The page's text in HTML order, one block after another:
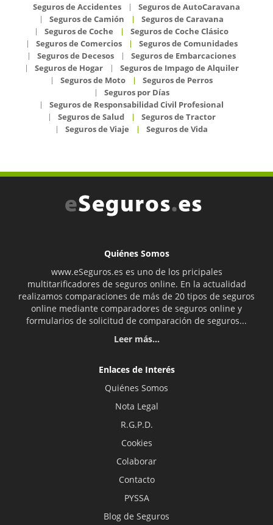
Seguros de Accidentes
Seguros de AutoCaravana
Seguros de Camión
Seguros de Caravana
Seguros de Coche
Seguros de Coche Clásico
Seguros de Comercios
Seguros de Comunidades
Seguros de Decesos
Seguros de Embarcaciones
Seguros de Hogar
Seguros de Impago de Alquiler
Seguros de Moto
Seguros de Perros
Seguros por Días
Seguros de Responsabilidad Civil Profesional
Seguros de Salud
Seguros de Tractor
Seguros de Viaje
Seguros de Vida
Quiénes Somos
www.eSeguros.es es uno de los pricipales
multitarificadores de seguros online. En la actualidad
realizamos comparaciones de más de 20 tipos de seguros
online mediante comparadores de seguros online y
formularios de solicitud de comparación de seguros...
Leer más...
Enlaces de Interés
Quiénes Somos
Nota Legal
R.G.P.D.
Cookies
Colaborar
Contacto
PYSSA
Blog de Seguros